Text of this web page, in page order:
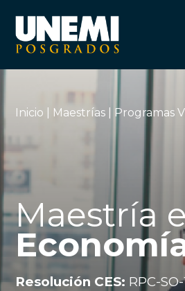
Inicio Maestrías | Programas
Maestría
Resolución CES: RPC-